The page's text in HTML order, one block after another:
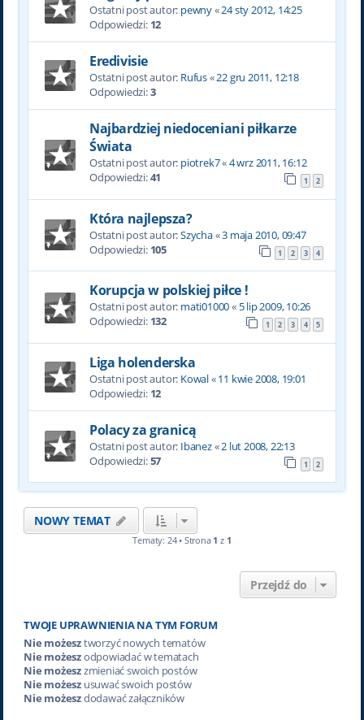
Ostatni post autor: pewny«24 sty 2012, 14:25
Odpowiedzi: 12
Eredivisie
Ostatni post autor: Rufus«22 gru 2011, 12:18
Odpowiedzi:3
Najbardziej niedoceniani piłkarze
Świata
Ostatni post autor: piotrek7«4 wrz 2011, 16:12
Odpowiedzi:41 1 2
Która najlepsza?
Ostatni post autor:Szycha«3 maja 2010, 09:47
Odpowiedzi: 105 1 2 3 4
Korupcja w polskiej piłce !
Ostatni post autor: mati01000« 5 lip 2009, 10:26
Odpowiedzi: 132 1 2 3 4 5
Liga holenderska
Ostatni post autor: Kowal«11 kwie 2008, 19:01
Odpowiedzi: 12
Polacy za granicą
Ostatni post autor: Ibanez«2 lut 2008, 22:13
Odpowiedzi:57 1 2
NOWY TEMAT
Tematy: 24 • Strona 1 z 1
Przejdź do
TWOJE UPRAWNIENIA NA TYM FORUM
Nie możesztworzyć nowych tematów
Nie możeszodpowiadać w tematach
Nie możeszzmieniać swoich postów
Nie możeszusuwać swoich postów
Nie możeszdodawać załączników